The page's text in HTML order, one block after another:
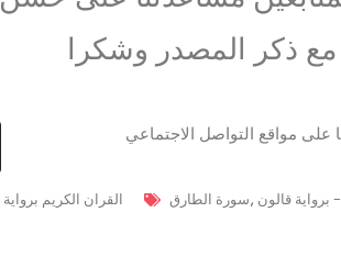
على مواقع التواصل الاجتماعي
القران الكريم سورة الطارق, قالون